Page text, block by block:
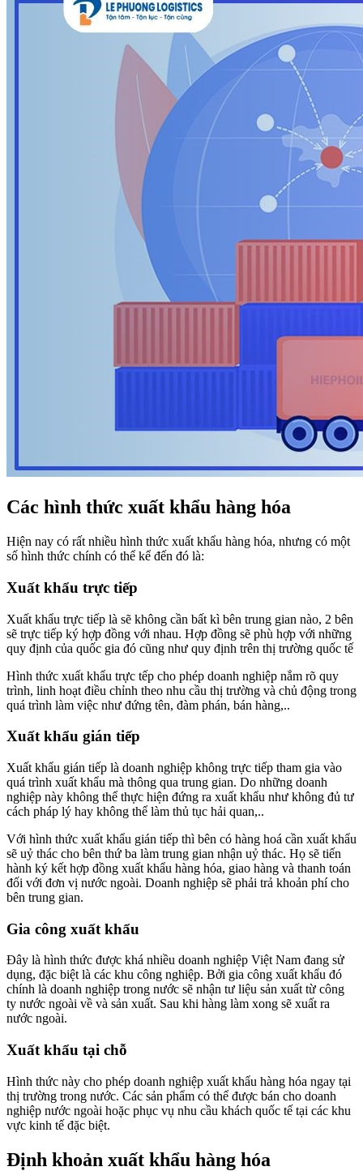
Các hình thức xuất khẩu hàng hóa
Hiện nay có rất nhiều hình thức xuất khẩu hàng hóa, nhưng có một
số hình thức chính có thể kể đến đó là:
Xuất khẩu trực tiếp
Xuất khẩu trực tiếp là sẽ không cần bất kì bên trung gian nào, 2 bên
sẽ trực tiếp ký hợp đồng với nhau. Hợp đồng sẽ phù hợp với những
quy định của quốc gia đó cũng như quy định trên thị trường quốc tế
Hình thức xuất khẩu trực tếp cho phép doanh nghiệp nắm rõ quy
trình, linh hoạt điều chỉnh theo nhu cầu thị trường và chủ động trong
quá trình làm việc như đứng tên, đàm phán, bán hàng,..
Xuất khẩu gián tiếp
Xuất khẩu gián tiếp là doanh nghiệp không trực tiếp tham gia vào
quá trình xuất khẩu mà thông qua trung gian. Do những doanh
nghiệp này không thể thực hiện đứng ra xuất khẩu như không đủ tư
cách pháp lý hay không thể làm thủ tục hải quan,..
Với hình thức xuất khẩu gián tiếp thì bên có hàng hoá cần xuất khẩu
sẽ uỷ thác cho bên thứ ba làm trung gian nhận uỷ thác. Họ sẽ tiến
hành ký kết hợp đồng xuất khẩu hàng hóa, giao hàng và thanh toán
đối với đơn vị nước ngoài. Doanh nghiệp sẽ phải trả khoản phí cho
bên trung gian.
Gia công xuất khẩu
Đây là hình thức được khá nhiều doanh nghiệp Việt Nam đang sử
dụng, đặc biệt là các khu công nghiệp. Bởi gia công xuất khẩu đó
chính là doanh nghiệp trong nước sẽ nhận tư liệu sản xuất từ công
ty nước ngoài về và sản xuất. Sau khi hàng làm xong sẽ xuất ra
nước ngoài.
Xuất khẩu tại chỗ
Hình thức này cho phép doanh nghiệp xuất khẩu hàng hóa ngay tại
thị trường trong nước. Các sản phẩm có thể được bán cho doanh
nghiệp nước ngoài hoặc phục vụ nhu cầu khách quốc tế tại các khu
vực kinh tế đặc biệt.
Định khoản xuất khẩu hàng hóa